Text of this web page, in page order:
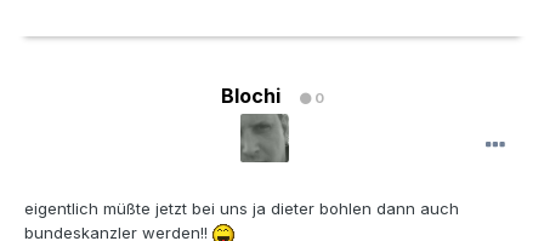
Blochi 0
eigentlich müßte jetzt bei uns ja dieter bohlen dann auch
bundeskanzler werden!!